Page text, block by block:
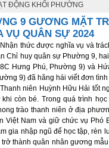
ĐỘNG KHỐI PHƯỜNG
9 GƯƠNG MẶT
VỤ QUÂN SỰ 2024
Nhận thức được nghĩa vụ và
Chỉ huy quân sự Phường 9,
Hưng Phú, Phường 9) và
9) đã hăng hái viết đơn
Thanh niên Huỳnh Hữu Hải tốt
còn bé. Trong quá trình
trào thanh niên ở địa
Việt Nam và giữ chức vụ
gia nhập ngũ để học tập, rèn
trở thành quân nhân gương